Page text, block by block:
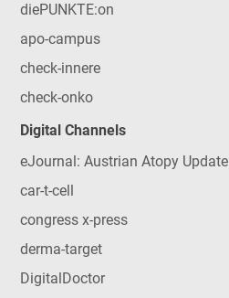
diePUNKTE:on
apo-campus
check-innere
check-onko
Digital Channels
eJournal: Austrian Atopy Update
car-t-cell
congress x-press
derma-target
DigitalDoctor